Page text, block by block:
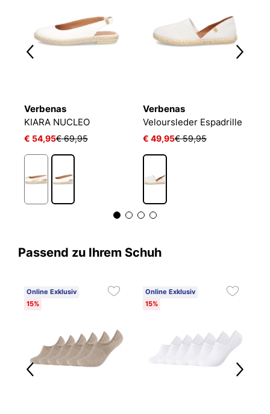
Verbenas
KIARA NUCLEO
€ 54,95€ 69,95
Verbenas
Veloursleder Espadrille
€ 49,95€ 59,95
Passend zu Ihrem Schuh
Online Exklusiv
15%
Online Exklusiv
15%